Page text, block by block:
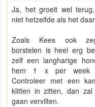
Ja, het groeit wel
niet hetzelfde als het
Zoals Kees ook
borstelen is heel erg
zelf een langharige
hem 1 x per week
Controleer met een
klitten in zitten, dan
gaan vervilten.